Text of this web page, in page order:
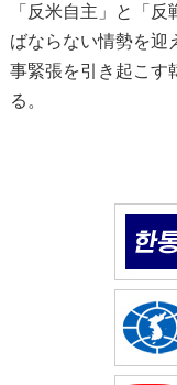
「反米自主」と「
ばならない情勢を迎
事緊張を引き起こす
る。